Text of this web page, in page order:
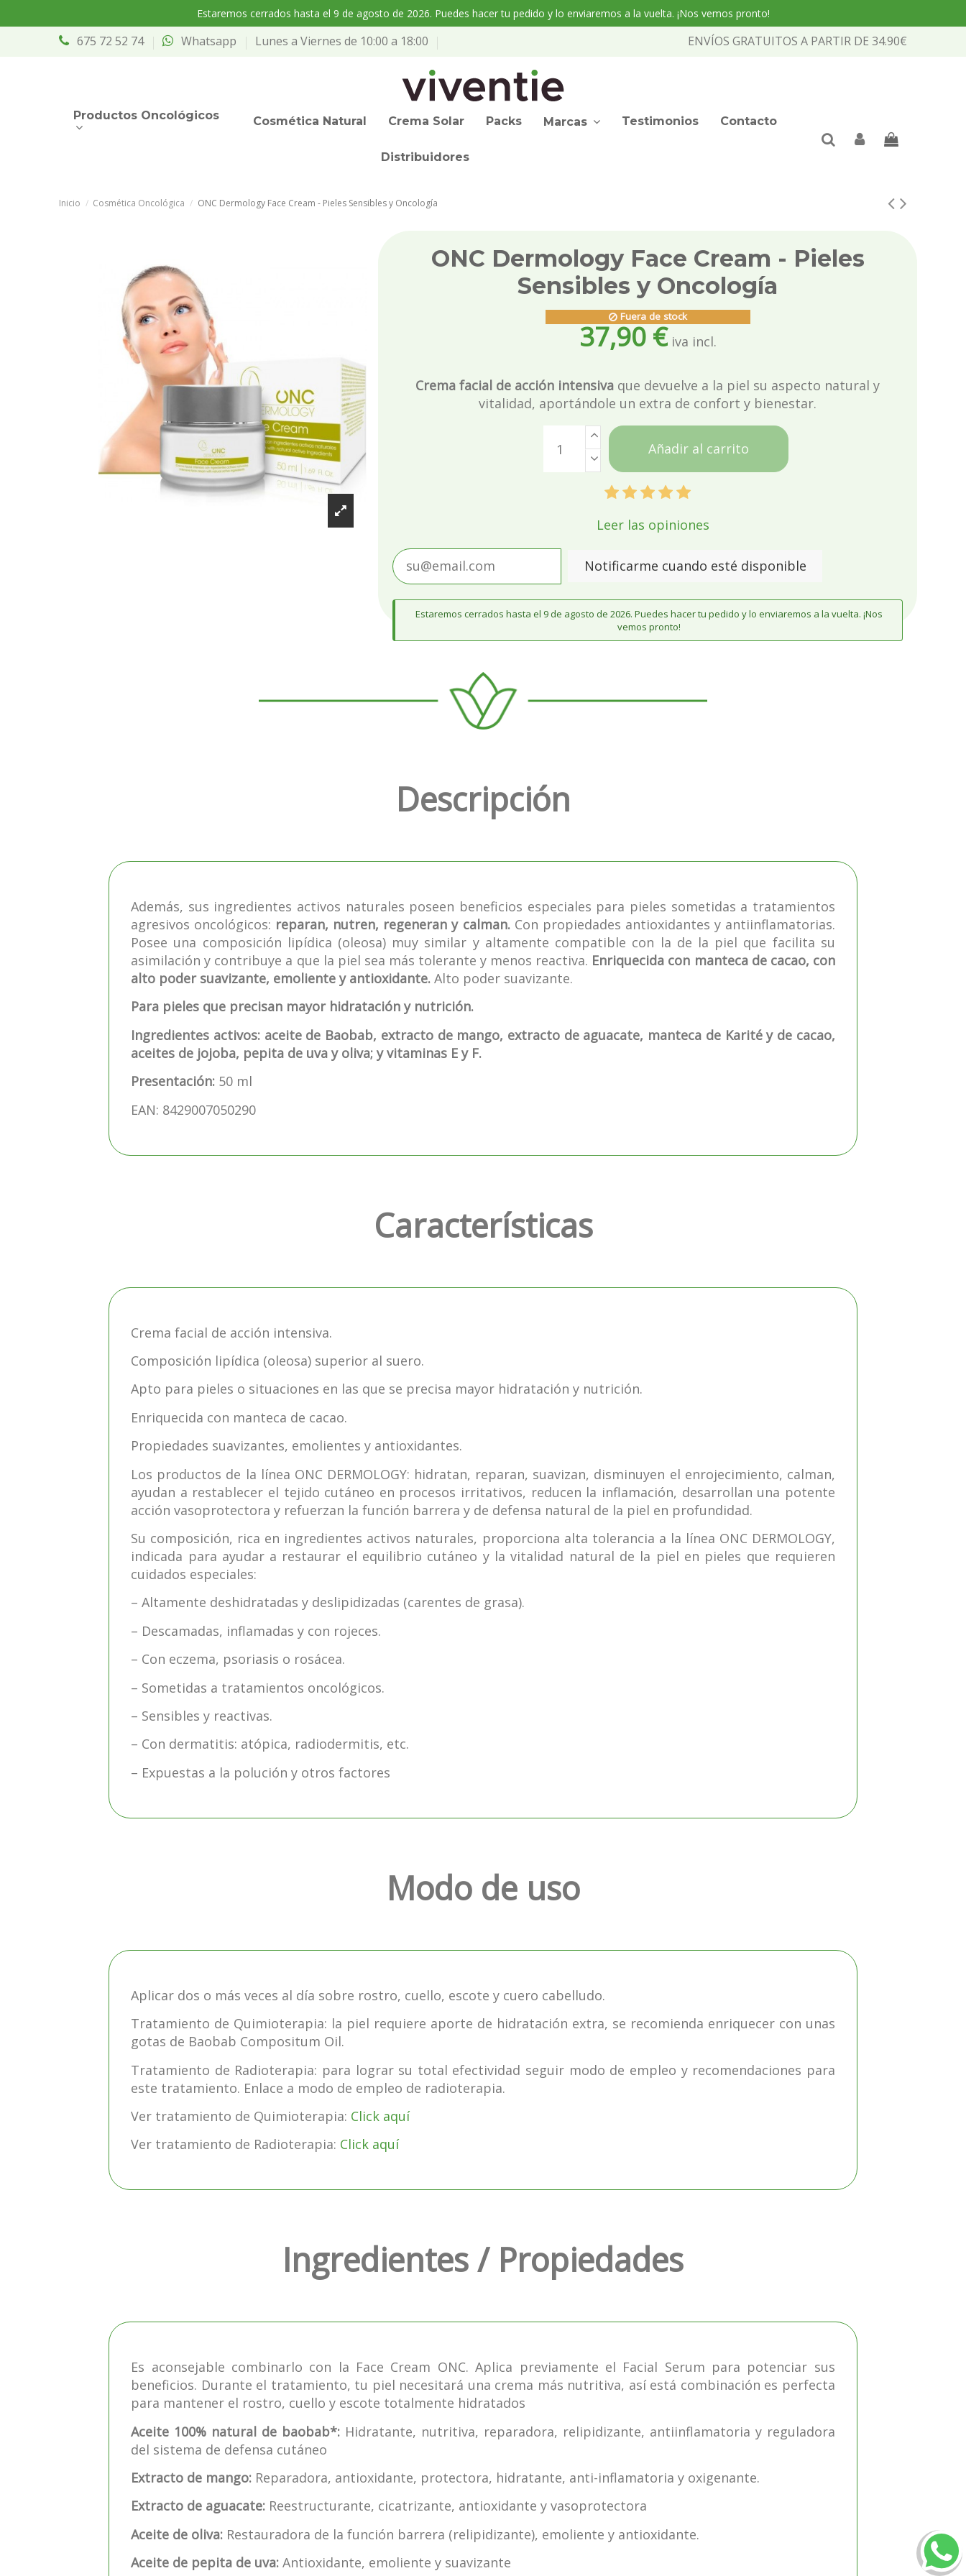
Estaremos cerrados hasta el 9 de agosto de 2026. Puedes hacer tu pedido y lo enviaremos a la vuelta. ¡Nos vemos pronto!
675 72 52 74 Whatsapp Lunes a Viernes de 10:00 a 18:00 ENVÍOS GRATUITOS A PARTIR DE 34.90€
Productos Oncológicos Cosmética Natural Crema Solar Packs Marcas Testimonios Contacto
Distribuidores
Inicio Cosmética Oncológica ONC Dermology Face Cream - Pieles Sensibles y Oncología
ONC Dermology Face Cream - Pieles
Sensibles y Oncología
Fuera de stock
37,90 €
Crema facial de acción intensiva que devuelve a la piel su aspecto natural y
vitalidad, aportándole un extra de confort y bienestar.
Añadir al carrito
Leer las opiniones
Notificarme cuando esté disponible
Estaremos cerrados hasta el 9 de agosto de 2026. Puedes hacer tu pedido y lo enviaremos a la vuelta. ¡Nos
vemos pronto!
Descripción
Además, sus ingredientes activos naturales poseen beneficios especiales para pieles sometidas a tratamientos
agresivos oncológicos: reparan, nutren, regeneran y calman.Con propiedades antioxidantes y antiinflamatorias.
Posee una composición lipídica (oleosa) muy similar y altamente compatible con la de la piel que facilita su
asimilación y contribuye a que la piel sea más tolerante y menos reactiva. Enriquecida con manteca de cacao, con
alto poder suavizante, emoliente y antioxidante. Alto poder suavizante.
Para pieles que precisan mayor hidratación y nutrición.
Ingredientes activos: aceite de Baobab, extracto de mango, extracto de aguacate, manteca de Karité y de cacao,
aceites de jojoba, pepita de uva y oliva; y vitaminas E y F.
Presentación: 50 ml
EAN: 8429007050290
Características
Crema facial de acción intensiva.
Composición lipídica (oleosa) superior al suero.
Apto para pieles o situaciones en las que se precisa mayor hidratación y nutrición.
Enriquecida con manteca de cacao.
Propiedades suavizantes, emolientes y antioxidantes.
Los productos de la línea ONC DERMOLOGY: hidratan, reparan, suavizan, disminuyen el enrojecimiento, calman,
ayudan a restablecer el tejido cutáneo en procesos irritativos, reducen la inflamación, desarrollan una potente
acción vasoprotectora y refuerzan la función barrera y de defensa natural de la piel en profundidad.
Su composición, rica en ingredientes activos naturales, proporciona alta tolerancia a la línea ONC DERMOLOGY,
indicada para ayudar a restaurar el equilibrio cutáneo y la vitalidad natural de la piel en pieles que requieren
cuidados especiales:
– Altamente deshidratadas y deslipidizadas (carentes de grasa).
– Descamadas, inflamadas y con rojeces.
– Con eczema, psoriasis o rosácea.
– Sometidas a tratamientos oncológicos.
– Sensibles y reactivas.
– Con dermatitis: atópica, radiodermitis, etc.
– Expuestas a la polución y otros factores
Modo de uso
Aplicar dos o más veces al día sobre rostro, cuello, escote y cuero cabelludo.
Tratamiento de Quimioterapia: la piel requiere aporte de hidratación extra, se recomienda enriquecer con unas
gotas de Baobab Compositum Oil.
Tratamiento de Radioterapia: para lograr su total efectividad seguir modo de empleo y recomendaciones para
este tratamiento. Enlace a modo de empleo de radioterapia.
Ver tratamiento de Quimioterapia: Click aquí
Ver tratamiento de Radioterapia: Click aquí
Ingredientes / Propiedades
Es aconsejable combinarlo con la Face Cream ONC. Aplica previamente el Facial Serum para potenciar sus
beneficios. Durante el tratamiento, tu piel necesitará una crema más nutritiva, así está combinación es perfecta
para mantener el rostro, cuello y escote totalmente hidratados
Aceite 100% natural de baobab*: Hidratante, nutritiva, reparadora, relipidizante, antiinflamatoria y reguladora
del sistema de defensa cutáneo
Extracto de mango: Reparadora, antioxidante, protectora, hidratante, anti-inflamatoria y oxigenante.
Extracto de aguacate: Reestructurante, cicatrizante, antioxidante y vasoprotectora
Aceite de oliva: Restauradora de la función barrera (relipidizante), emoliente y antioxidante.
Aceite de pepita de uva: Antioxidante, emoliente y suavizante